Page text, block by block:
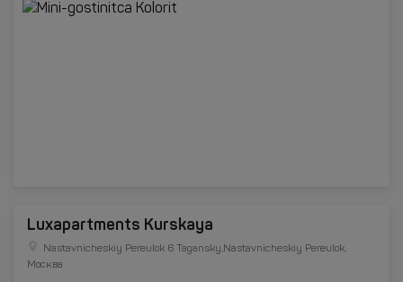
Luxapartments Kurskaya
Nastavnicheskiy Pereulok 6 Tagansky,Nastavnicheskiy Pereulok,
Москва